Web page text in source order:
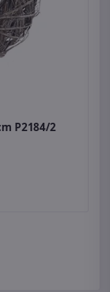
P2184/2